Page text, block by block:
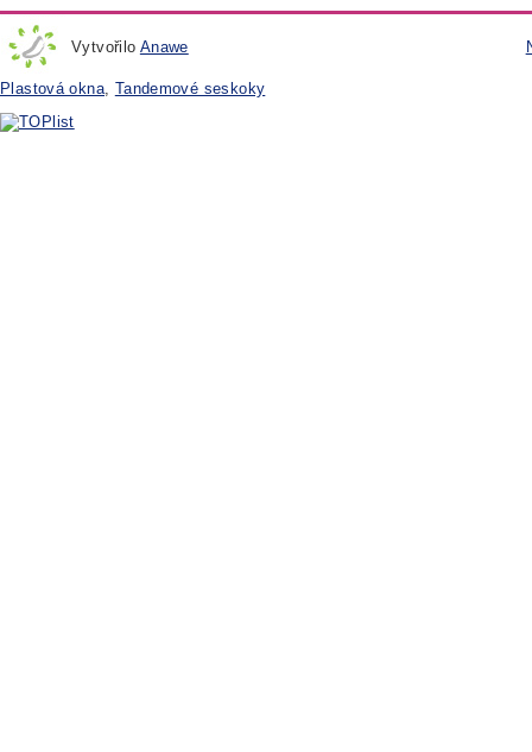
Vytvořilo Anawe
Plastová okna, Tandemové seskoky